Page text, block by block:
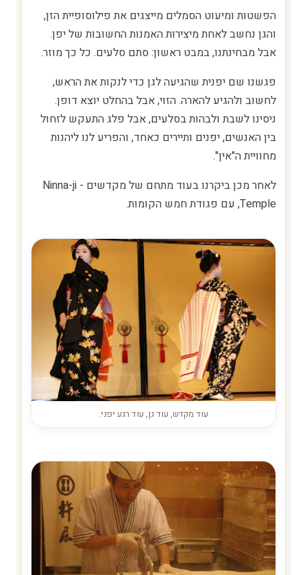
הפשטות ומיעוט הסמלים מייצגים את פילוסופיית הזן,
והגן נחשב לאחת מיצירות האמנות החשובות של יפן.
אבל מבחינתנו, במבט ראשון: סתם סלעים. כל כך מוזר.
פגשנו שם יפנית שהגיעה לגן כדי לנקות את הראש,
לחשוב ולהגיע להארה. הזוי, אבל בהחלט יוצא דופן.
ניסינו לשבת ולבהות בסלעים, אבל פלג התעקש לזחול
בין האנשים, יפנים ותיירים כאחד, והפריע לנו ליהנות
מחוויית ה"אין".
לאחר מכן ביקרנו בעוד מתחם של מקדשים - Ninna-ji
Temple, עם פגודת חמש הקומות.
עוד מקדש, עוד גן, עוד רגע יפני.